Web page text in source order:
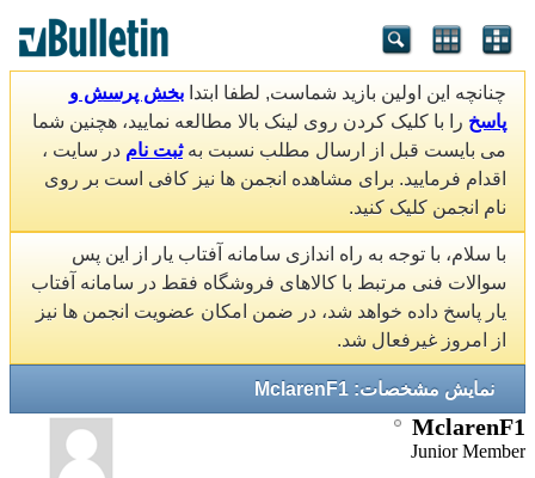
چنانچه این اولین بازید شماست, لطفا ابتدا بخش پرسش و
پاسخ را با کلیک کردن روی لینک بالا مطالعه نمایید، هچنین شما
می بایست قبل از ارسال مطلب نسبت بهثبت نام در سایت ،
اقدام فرمایید. برای مشاهده انجمن ها نیز کافی است بر روی
نام انجمن کلیک کنید.
با سلام، با توجه به راه اندازی سامانه آفتاب یار از این پس
سوالات فنی مرتبط با کالاهای فروشگاه فقط در سامانه آفتاب
یار پاسخ داده خواهد شد، در ضمن امکان عضویت انجمن ها نیز
از امروز غیرفعال شد.
نمایش مشخصات: MclarenF1
MclarenF1
Junior Member